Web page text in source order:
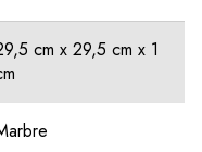
cm x 29,5 cm x 1